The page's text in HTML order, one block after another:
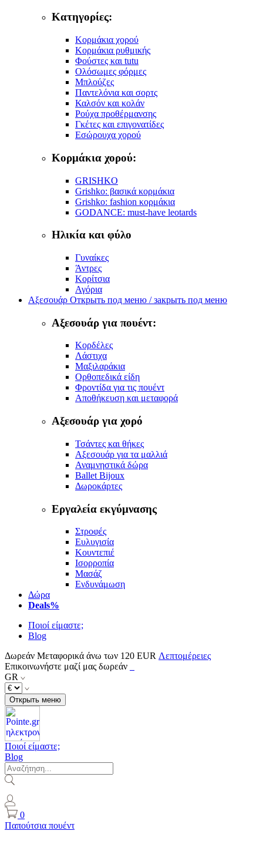
Κατηγορίες:
Κορμάκια χορού
Κορμάκια ρυθμικής
Φούστες και tutu
Ολόσωμες φόρμες
Μπλούζες
Παντελόνια και σορτς
Καλσόν και κολάν
Ρούχα προθέρμανσης
Γκέτες και επιγονατίδες
Εσώρουχα χορού
Κορμάκια χορού:
GRISHKO
Grishko: βασικά κορμάκια
Grishko: fashion κορμάκια
GODANCE: must-have leotards
Ηλικία και φύλο
Γυναίκες
Άντρες
Κορίτσια
Αγόρια
Αξεσουάρ Открыть под меню / закрыть под меню
Αξεσουάρ για πουέντ:
Κορδέλες
Λάστιχα
Μαξιλαράκια
Ορθοπεδικά είδη
Φροντίδα για τις πουέντ
Αποθήκευση και μεταφορά
Αξεσουάρ για χορό
Τσάντες και θήκες
Αξεσουάρ για τα μαλλιά
Αναμνηστικά δώρα
Ballet Bijoux
Δωροκάρτες
Εργαλεία εκγύμνασης
Στροφές
Ευλυγισία
Κουντεπιέ
Ισορροπία
Μασάζ
Ενδυνάμωση
Δώρα
Deals%
Ποιοί είμαστε;
Blog
Δωρεάν Μεταφορικά άνω των 120 EUR Λεπτομέρειες
Επικοινωνήστε μαζί μας δωρεάν
GR
Открыть меню
Ποιοί είμαστε;
Blog
0
Παπούτσια πουέντ